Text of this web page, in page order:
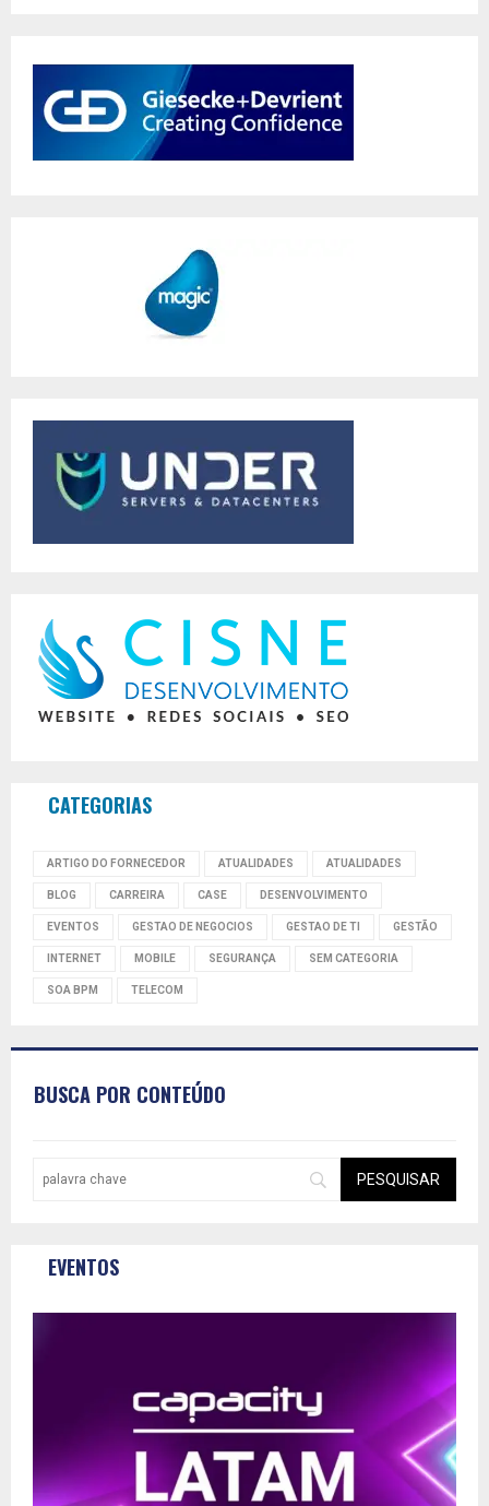
CATEGORIAS
ARTIGO DO FORNECEDOR ATUALIDADES ATUALIDADES
BLOG CARREIRA CASE DESENVOLVIMENTO
EVENTOS GESTAO DE NEGOCIOS GESTAO DE TI GESTÃO
INTERNET MOBILE SEGURANÇA SEM CATEGORIA
SOA BPM TELECOM
BUSCA POR CONTEÚDO
EVENTOS